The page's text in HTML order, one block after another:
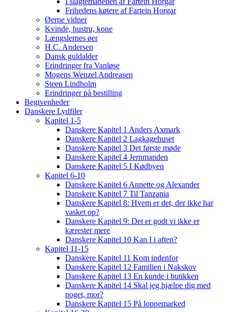
Frihedens køtere af Fartein Horgar
Øerne vidner
Kvinde, hustru, kone
Længslernes øer
H.C. Andersen
Dansk guldalder
Erindringer fra Vanløse
Mogens Wenzel Andreasen
Steen Lindholm
Erindringer på bestilling
Begivenheder
Danskere Lydfiler
Kapitel 1-5
Danskere Kapitel 1 Anders Axmark
Danskere Kapitel 2 Lagkagehuset
Danskere Kapitel 3 Det første møde
Danskere Kapitel 4 Jernmanden
Danskere Kapitel 5 I Kødbyen
Kapitel 6-10
Danskere Kapitel 6 Annette og Alexander
Danskere Kapitel 7 Til Tanzania
Danskere Kapitel 8: Hvem er det, der ikke har
vasket op?
Danskere Kapitel 9: Det er godt vi ikke er
kærester mere
Danskere Kapitel 10 Kan I i aften?
Kapitel 11-15
Danskere Kapitel 11 Kom indenfor
Danskere Kapitel 12 Familien i Nakskov
Danskere Kapitel 13 En kunde i butikken
Danskere Kapitel 14 Skal jeg hjælpe dig med
noget, mor?
Danskere Kapitel 15 På loppemarked